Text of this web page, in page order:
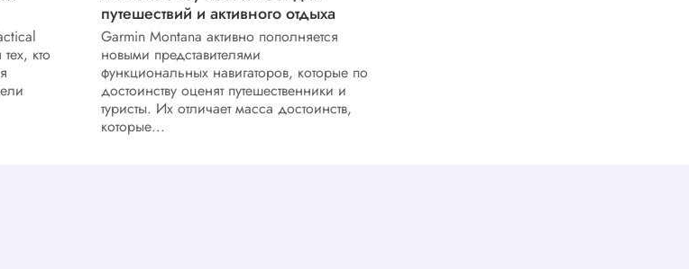
кто
путешествий и активного отдыха
Garmin Montana активно пополняется
новыми представителями
функциональных навигаторов, которые по
достоинству оценят путешественники и
туристы. Их отличает масса достоинств,
которые...